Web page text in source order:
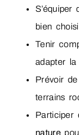
S’équiper
bien
Tenir
adapter
Prévoir
terrains
Participer
nature